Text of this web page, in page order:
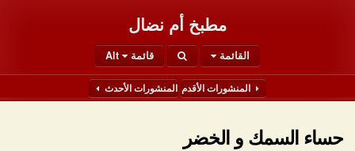
مطبخ أم نضال
القائمة قائمة Alt
المنشورات الأقدم المنشورات الأحدث
حساء السمك و الخضر